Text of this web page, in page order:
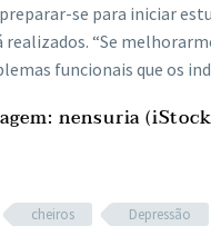
preparar-se para iniciar
realizados. “Se
funcionais que os
nensuria
cheiros Depressão